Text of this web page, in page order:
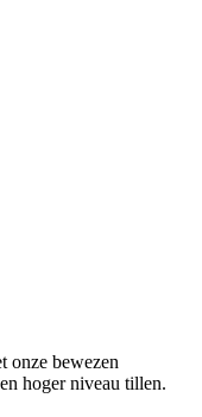
onze bewezen
hoger niveau tillen.